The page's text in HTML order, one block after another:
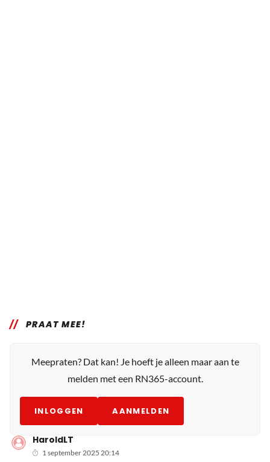
PRAAT MEE!
Meepraten? Dat kan! Je hoeft je alleen maar aan te
melden met een RN365-account.
INLOGGEN AANMELDEN
HaroldLT
1 september 2025 20:14